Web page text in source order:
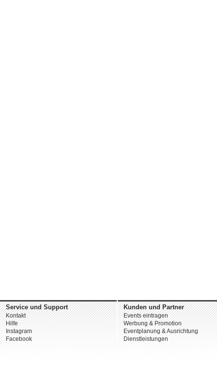
Service und Support
Kontakt
Hilfe
Instagram
Facebook
Kunden und Partner
Events eintragen
Werbung & Promotion
Eventplanung & Ausrichtung
Dienstleistungen